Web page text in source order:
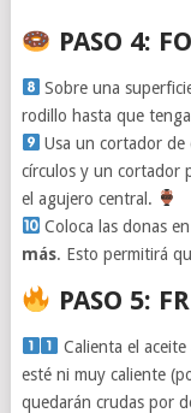
PASO 4:
Sobre una
rodillo hasta que
Usa un cortador de
círculos y un cortador
el agujero central.
Coloca las donas
más. Esto permitirá
PASO 5:
Calienta el
esté ni muy caliente
quedarán crudas por